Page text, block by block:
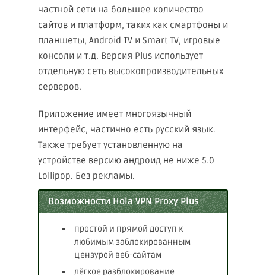
частной сети на большее количество
сайтов и платформ, таких как смартфоны и
планшеты, Android TV и Smart TV, игровые
консоли и т.д. Версия Plus использует
отдельную сеть высокопроизводительных
серверов.
Приложение имеет многоязычный
интерфейс, частично есть русский язык.
Также требует установленную на
устройстве версию андроид не ниже 5.0
Lollipop. Без рекламы.
Возможности Hola VPN Proxy Plus
простой и прямой доступ к
любимым заблокированным
цензурой веб-сайтам
лёгкое разблокирование